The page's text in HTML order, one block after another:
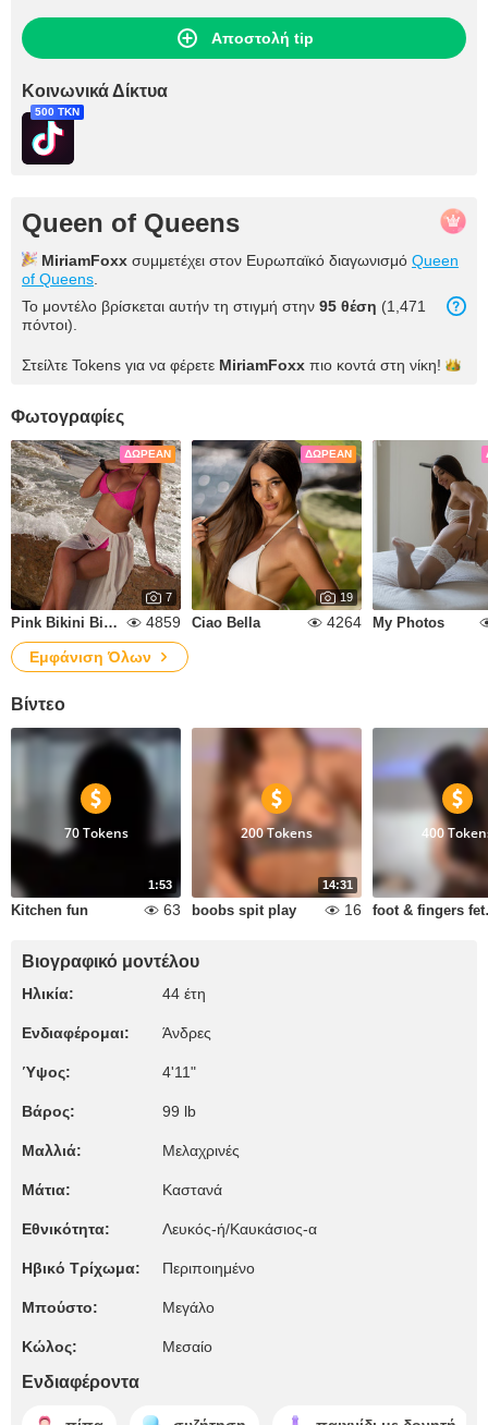
Αποστολή tip
Κοινωνικά Δίκτυα
500 TKN
Queen of Queens
MiriamFoxx συμμετέχει στον Ευρωπαϊκό διαγωνισμό Queen
of Queens
Το μοντέλο βρίσκεται αυτήν τη στιγμή στην 95 θέση (1,471
πόντοι).
Στείλτε Tokens για να φέρετε MiriamFoxx πιο κοντά στη νίκη!
Φωτογραφίες
ΔΩΡΕΆΝ
7
Pink Bikini Big Boobs 4859
ΔΩΡΕΆΝ
19
Ciao Bella 4264 My Photos
Εμφάνιση Όλων
Βίντεο
1:53
70 Tokens
Kitchen fun 63
14:31
200 Tokens
boobs spit play 16
400
Βιογραφικό μοντέλου
Ηλικία: 44 έτη
Ενδιαφέρομαι: Άνδρες
Ύψος: 4'11"
Βάρος: 99 lb
Μαλλιά: Μελαχρινές
Μάτια: Καστανά
Εθνικότητα: Λευκός-ή/Καυκάσιος-α
Ηβικό Τρίχωμα: Περιποιημένο
Μπούστο: Μεγάλο
Κώλος: Μεσαίο
Ενδιαφέροντα